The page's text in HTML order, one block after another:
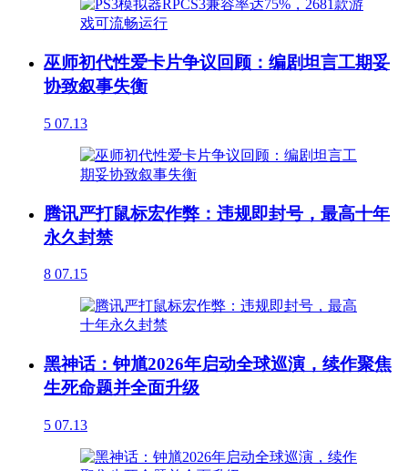
巫师初代性爱卡片争议回顾：编剧坦言工期妥
协致叙事失衡
5 07.13
腾讯严打鼠标宏作弊：违规即封号，最高十年
永久封禁
8 07.15
黑神话：钟馗2026年启动全球巡演，续作聚焦
生死命题并全面升级
5 07.13